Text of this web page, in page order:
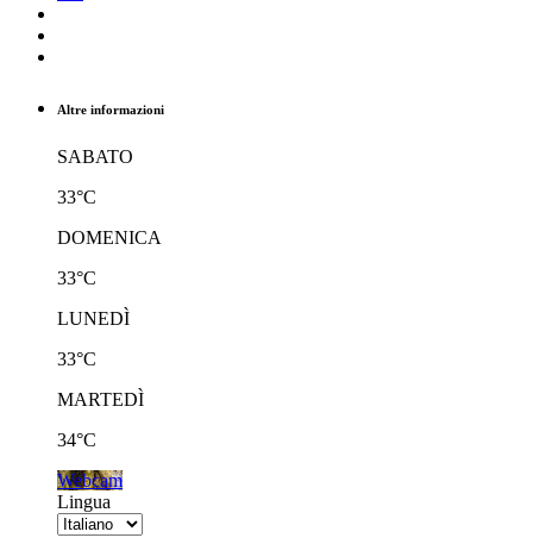
Altre informazioni
SABATO
33°C
DOMENICA
33°C
LUNEDÌ
33°C
MARTEDÌ
34°C
Webcam
Lingua